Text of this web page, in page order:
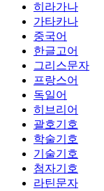
히라가나
가타카나
중국어
한글고어
그리스문자
프랑스어
독일어
히브리어
괄호기호
학술기호
기술기호
첨자기호
라틴문자